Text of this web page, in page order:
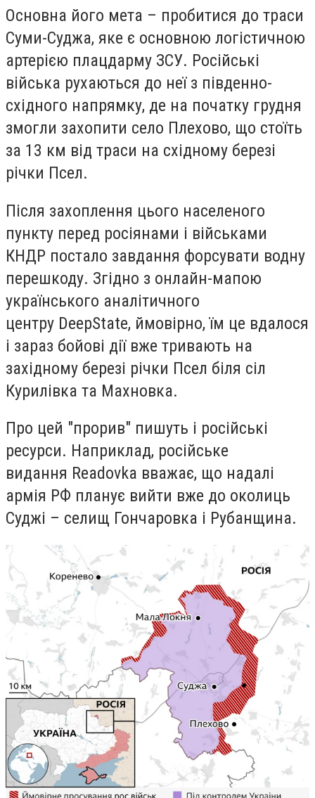
Основна його мета – пробитися до траси
Суми-Суджа, яке є основною логістичною
артерією плацдарму ЗСУ. Російські
війська рухаються до неї з південно-
східного напрямку, де на початку грудня
змогли захопити село Плехово, що стоїть
за 13 км від траси на східному березі
річки Псел.
Після захоплення цього населеного
пункту перед росіянами і військами
КНДР постало завдання форсувати водну
перешкоду. Згідно з онлайн-мапою
українського аналітичного
центру DeepState, ймовірно, їм це вдалося
і зараз бойові дії вже тривають на
західному березі річки Псел біля сіл
Курилівка та Махновка.
Про цей "прорив" пишуть і російські
ресурси. Наприклад, російське
видання Readovka вважає, що надалі
армія РФ планує вийти вже до околиць
Суджі – селищ Гончаровка і Рубанщина.